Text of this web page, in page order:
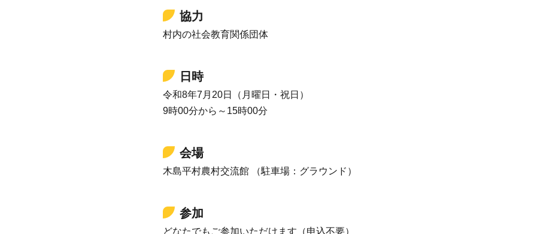
協力
村内の社会教育関係団体
日時
令和8年7月20日（月曜日・祝日）
9時00分から～15時00分
会場
木島平村農村交流館 （駐車場：グラウンド）
参加
どなたでもご参加いただけます（申込不要）